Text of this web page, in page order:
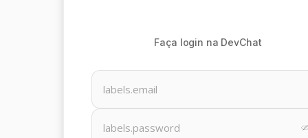
Faça login na DevChat